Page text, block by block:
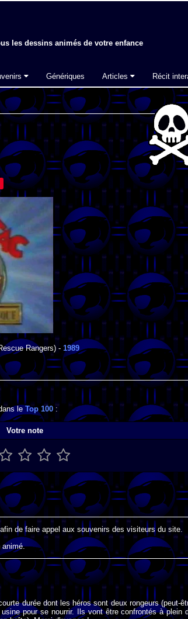
les dessins animés de votre enfance
Génériques Articles Récit
Rangers) - 1989
le Top 100 :
Votre note
afin de faire appel aux souvenirs des visiteurs du site.
animé.
durée dont les héros sont deux rongeurs (peut-
pour se nourrir. Ils vont être confrontés à plein